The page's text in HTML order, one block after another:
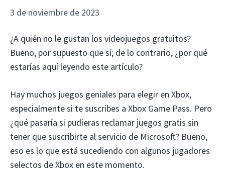
3 de noviembre de 2023
¿A quién no le gustan los videojuegos gratuitos?
Bueno, por supuesto que sí; de lo contrario, ¿por qué
estarías aquí leyendo este artículo?
Hay muchos juegos geniales para elegir en Xbox,
especialmente si te suscribes a Xbox Game Pass. Pero
¿qué pasaría si pudieras reclamar juegos gratis sin
tener que suscribirte al servicio de Microsoft? Bueno,
eso es lo que está sucediendo con algunos jugadores
selectos de Xbox en este momento.